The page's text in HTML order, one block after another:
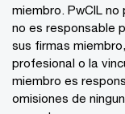
miembro. PwCIL no
no es responsable
sus firmas
profesional o la
miembro es
omisiones de